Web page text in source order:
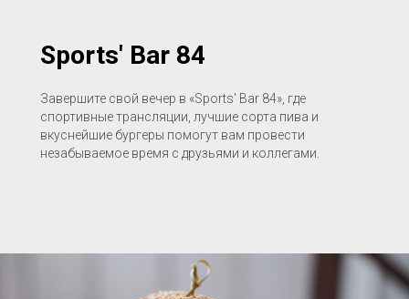
Sports' Bar 84
Завершите свой вечер в «Sports' Bar 84», где
спортивные трансляции, лучшие сорта пива и
вкуснейшие бургеры помогут вам провести
незабываемое время с друзьями и коллегами.